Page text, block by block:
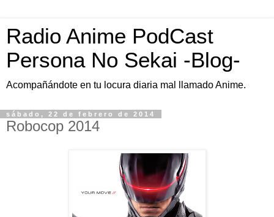
Radio Anime PodCast
Persona No Sekai -Blog-
Acompañándote en tu locura diaria mal llamado Anime.
sábado, 22 de febrero de 2014
Robocop 2014